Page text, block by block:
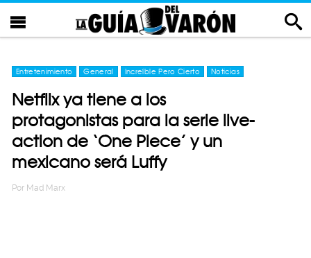
Entretenimiento General Increíble Pero Cierto Noticias
Netflix ya tiene a los
protagonistas para la serie live-
action de ‘One Piece’ y un
mexicano será Luffy
Por Mad Marx